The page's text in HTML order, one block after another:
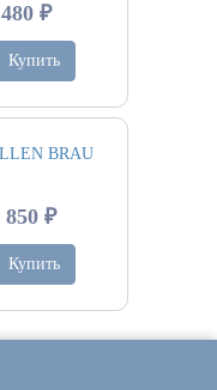
₽
BRAU
850 ₽